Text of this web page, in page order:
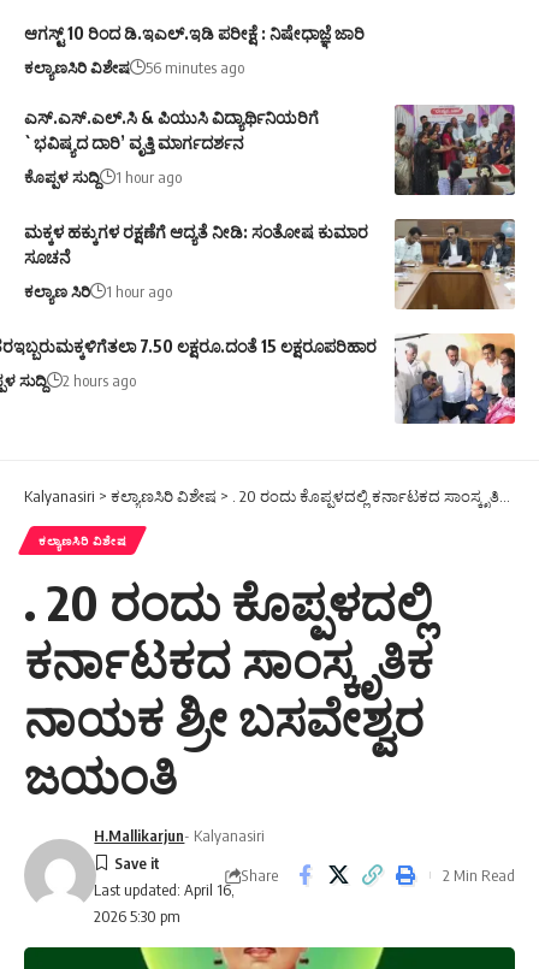
ಆಗಸ್ಟ್ 10 ರಿಂದ ಡಿ.ಇಎಲ್.ಇಡಿ ಪರೀಕ್ಷೆ : ನಿಷೇಧಾಜ್ಞೆ ಜಾರಿ
ಕಲ್ಯಾಣಸಿರಿ ವಿಶೇಷ 56 minutes ago
ಎಸ್.ಎಸ್.ಎಲ್.ಸಿ & ಪಿಯುಸಿ ವಿದ್ಯಾರ್ಥಿನಿಯರಿಗೆ
`ಭವಿಷ್ಯದ ದಾರಿ’ ವೃತ್ತಿ ಮಾರ್ಗದರ್ಶನ
ಕೊಪ್ಪಳ ಸುದ್ದಿ 1 hour ago
ಮಕ್ಕಳ ಹಕ್ಕುಗಳ ರಕ್ಷಣೆಗೆ ಆದ್ಯತೆ ನೀಡಿ: ಸಂತೋಷ ಕುಮಾರ
ಸೂಚನೆ
ಕಲ್ಯಾಣ ಸಿರಿ 1 hour ago
7.50 ಲಕ್ಷರೂ.ದಂತೆ 15 ಲಕ್ಷರೂಪರಿಹಾರ
ಸುದ್ದಿ 2 hours ago
Kalyanasiri > ಕಲ್ಯಾಣಸಿರಿ ವಿಶೇಷ > . 20 ರಂದು ಕೊಪ್ಪಳದಲ್ಲಿ ಕರ್ನಾಟಕದ ಸಾಂಸ್ಕೃತಿಕ ನಾಯಕ ಶ್ರೀ ಬಸವೇಶ್ವರ ಜಯಂತಿ
ಕಲ್ಯಾಣಸಿರಿ ವಿಶೇಷ
. 20 ರಂದು ಕೊಪ್ಪಳದಲ್ಲಿ
ಕರ್ನಾಟಕದ ಸಾಂಸ್ಕೃತಿಕ
ನಾಯಕ ಶ್ರೀ ಬಸವೇಶ್ವರ
ಜಯಂತಿ
Last updated: April 16,
2026 5:30 pm
H.Mallikarjun- Kalyanasiri
Share 2 Min Read